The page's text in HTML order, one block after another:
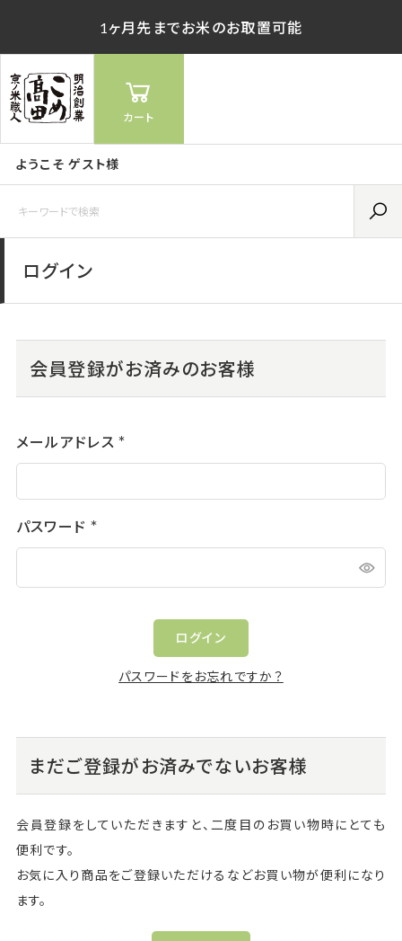
1ヶ月先までお米のお取置可能
カート
ようこそ ゲスト様
ログイン
会員登録がお済みのお客様
メールアドレス
パスワード
ログイン
パスワードをお忘れですか？
まだご登録がお済みでないお客様
会員登録をしていただきますと、二度目のお買い物時にとても
便利です。
お気に入り商品をご登録いただけるなどお買い物が便利になり
ます。